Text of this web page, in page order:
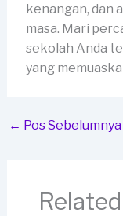
kenangan, dan
masa. Mari
sekolah Anda
yang
← Pos Sebelumnya